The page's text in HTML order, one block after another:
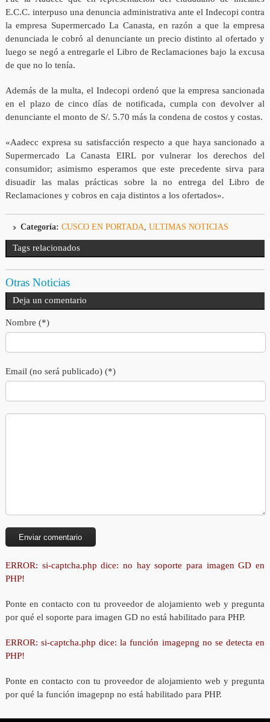
E.C.C. interpuso una denuncia administrativa ante el Indecopi contra
la empresa Supermercado La Canasta, en razón a que la empresa
denunciada le cobró al denunciante un precio distinto al ofertado y
luego se negó a entregarle el Libro de Reclamaciones bajo la excusa
de que no lo tenía.
Además de la multa, el Indecopi ordenó que la empresa sancionada
en el plazo de cinco días de notificada, cumpla con devolver al
denunciante el monto de S/. 5.70 más la condena de costos y costas.
«Aadecc expresa su satisfacción respecto a que haya sancionado a
Supermercado La Canasta EIRL por vulnerar los derechos del
consumidor; asimismo esperamos que este precedente sirva para
disuadir las malas prácticas sobre la no entrega del Libro de
Reclamaciones y cobros en caja distintos a los ofertados».
Categoría: CUSCO EN PORTADA ULTIMAS NOTICIAS
Tags relacionados
Otras Noticias
Deja un comentario
Nombre (*)
Email (no será publicado) (*)
ERROR: si-captcha.php dice: no hay soporte para imagen GD en
PHP!
Ponte en contacto con tu proveedor de alojamiento web y pregunta
por qué el soporte para imagen GD no está habilitado para PHP.
ERROR: si-captcha.php dice: la función imagepng no se detecta en
PHP!
Ponte en contacto con tu proveedor de alojamiento web y pregunta
por qué la función imagepnp no está habilitado para PHP.